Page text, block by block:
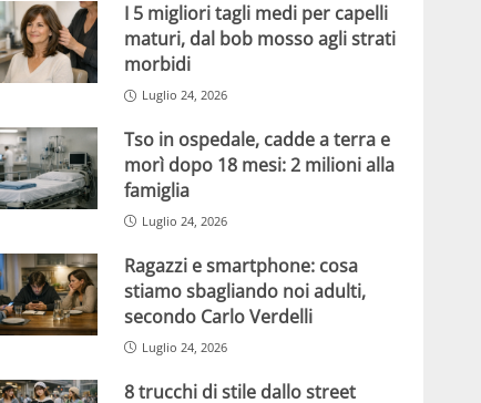
I 5 migliori tagli medi per capelli
maturi, dal bob mosso agli strati
morbidi
Luglio 24, 2026
Tso in ospedale, cadde a terra e
morì dopo 18 mesi: 2 milioni alla
famiglia
Luglio 24, 2026
Ragazzi e smartphone: cosa
stiamo sbagliando noi adulti,
secondo Carlo Verdelli
Luglio 24, 2026
8 trucchi di stile dallo street